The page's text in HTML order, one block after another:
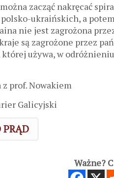
zacząć nakręcać
ukraińskich, a
nie jest zagrożona
są zagrożone przez
której używa, w
z prof. Nowakiem
Galicyjski
PRĄD
Ważne?